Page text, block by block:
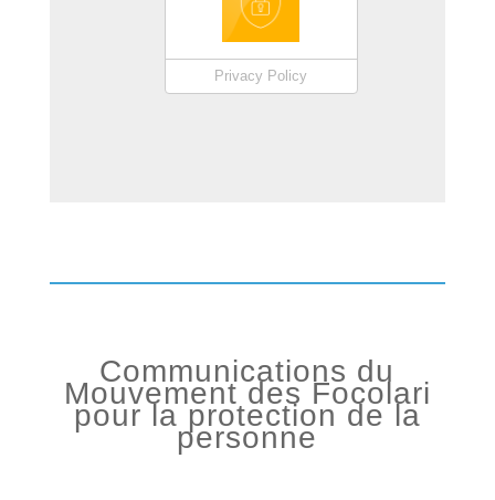
Privacy Policy
Communications du
Mouvement des Focolari
pour la protection de la
personne